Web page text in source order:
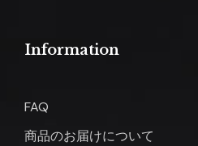
Information
FAQ
商品のお届けについて